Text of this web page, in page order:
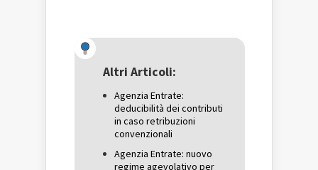
una
nuova
nuova
finestra)
una
nuova
Altri Articoli:
Agenzia Entrate:
deducibilità dei contributi
in caso retribuzioni
convenzionali
Agenzia Entrate: nuovo
regime agevolativo per